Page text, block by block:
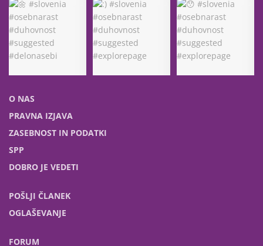
O NAS
PRAVNA IZJAVA
ZASEBNOST IN PODATKI
SPP
DOBRO JE VEDETI
POŠLJI ČLANEK
OGLAŠEVANJE
FORUM